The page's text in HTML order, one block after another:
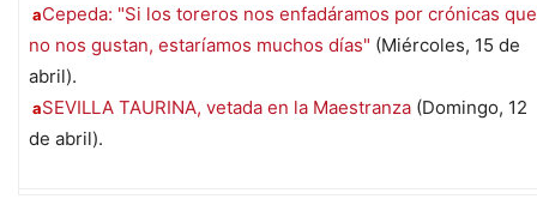
aCepeda: "Si los toreros nos enfadáramos por crónicas que
no nos gustan, estaríamos muchos días" (Miércoles, 15 de
abril).
aSEVILLA TAURINA, vetada en la Maestranza (Domingo, 12
de abril).